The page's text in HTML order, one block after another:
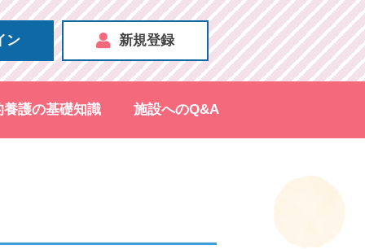
ン 新規登録
養護の基礎知識 施設へのQ&A